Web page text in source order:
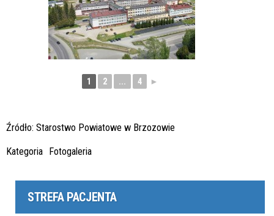
1 2 ... 4 ►
Źródło: Starostwo Powiatowe w Brzozowie
Kategoria Fotogaleria
STREFA PACJENTA